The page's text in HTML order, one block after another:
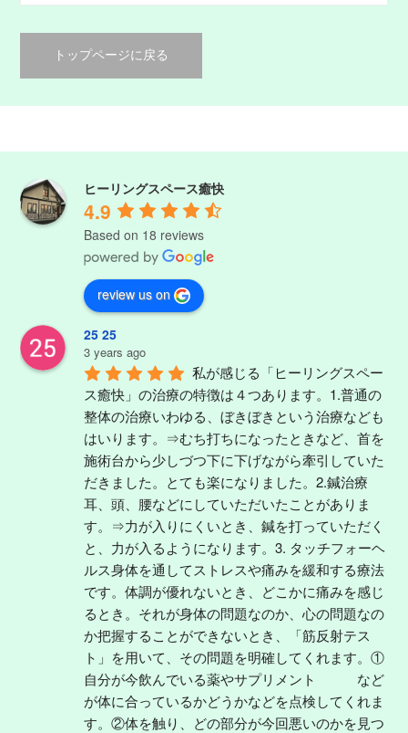
トップページに戻る
ヒーリングスペース癒快
4.9
Based on 18 reviews
review us on
25 25
3 years ago
私が感じる「ヒーリングスペー
ス癒快」の治療の特徴は４つあります。1.普通の
整体の治療いわゆる、ぼきぼきという治療なども
はいります。⇒むち打ちになったときなど、首を
施術台から少しづつ下に下げながら牽引していた
だきました。とても楽になりました。2.鍼治療
耳、頭、腰などにしていただいたことがありま
す。⇒力が入りにくいとき、鍼を打っていただく
と、力が入るようになります。3. タッチフォーヘ
ルス身体を通してストレスや痛みを緩和する療法
です。体調が優れないとき、どこかに痛みを感じ
るとき。それが身体の問題なのか、心の問題なの
か把握することができないとき、「筋反射テス
ト」を用いて、その問題を明確してくれます。①
自分が今飲んでいる薬やサプリメント　　　など
が体に合っているかどうかなどを点検してくれま
す。②体を触り、どの部分が今回悪いのかを見つ